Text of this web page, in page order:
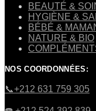
BEAUTÉ &
HYGIÈNE &
BÉBÉ &
NATURE & BIO
NOS COORDONNÉES:
​📞+212 631 759 305